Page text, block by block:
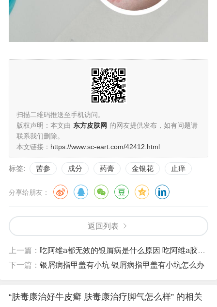
扫描二维码推送至手机访问。
版权声明：本文由 东方皮肤网 的网友提供发布，如有问题请
联系我们删除。
本文链接： https://www.sc-eart.com/42412.html
标签: 苦参 成分 药膏 金银花 止痒
分享给朋友：
返回列表
上一篇： 吃阿维a都无效的银屑病是什么原因 吃阿维a胶囊后银屑病加重吗
下一篇： 银屑病指甲盖有小坑 银屑病指甲盖有小坑怎么办
“肤毒康治好牛皮癣 肤毒康治疗脚气怎么样” 的相关